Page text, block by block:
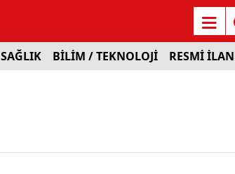
SAĞLIK BİLİM / TEKNOLOJİ RESMİ